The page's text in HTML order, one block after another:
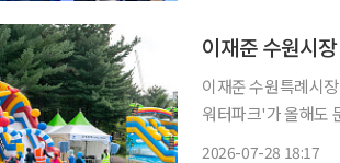
이재준 수원시
이재준 수원특례시
워터파크'가 올해도 문을
2026-07-28 18:17